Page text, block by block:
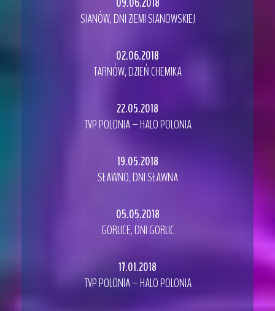
SIANÓW, DNI ZIEMI SIANOWSKIEJ
02.06.2018
TARNÓW, DZIEŃ CHEMIKA
22.05.2018
TVP POLONIA – HALO POLONIA
19.05.2018
SŁAWNO, DNI SŁAWNA
05.05.2018
GORLICE, DNI GORLIC
17.01.2018
TVP POLONIA – HALO POLONIA